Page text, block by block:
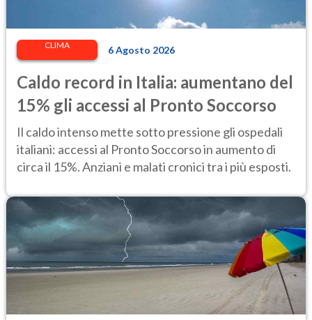
CLIMA 6 Agosto 2026
Caldo record in Italia: aumentano del
15% gli accessi al Pronto Soccorso
Il caldo intenso mette sotto pressione gli ospedali
italiani: accessi al Pronto Soccorso in aumento di
circa il 15%. Anziani e malati cronici tra i più esposti.